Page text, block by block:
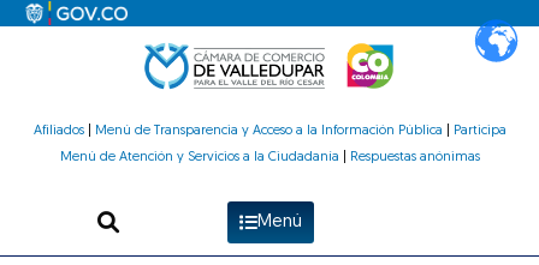
Afiliados| Menú de Transparencia y Acceso a la Información Pública
Participa
Menú de Atención y Servicios a la Ciudadanía
Respuestas anónimas
Menú